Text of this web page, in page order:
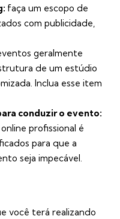
faça um escopo de
com publicidade,
geralmente
de um estúdio
Inclua esse item
conduzir o evento:
profissional é
para que a
seja impecável.
você terá realizando